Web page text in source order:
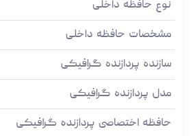
نوع حافظه داخلی
مشخصات حافظه داخلی
سازنده پردازنده گرافیکی
مدل پردازنده گرافیکی
حافظه اختصاصی پردازنده گرافیکی